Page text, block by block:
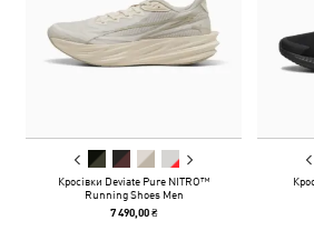
Кросівки Deviate Pure NITRO™
Running Shoes Men
7 490,00 ₴